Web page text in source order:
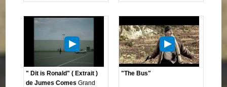
" Dit is Ronald" ( Extrait )
de Jumes ComesGrand
"The Bus"